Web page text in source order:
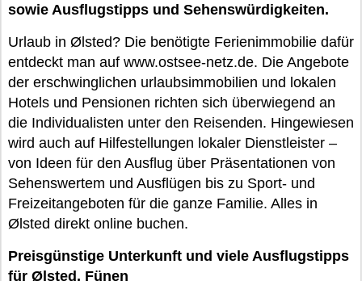
sowie Ausflugstipps und Sehenswürdigkeiten.
Urlaub in Ølsted? Die benötigte Ferienimmobilie dafür
entdeckt man auf www.ostsee-netz.de. Die Angebote
der erschwinglichen urlaubsimmobilien und lokalen
Hotels und Pensionen richten sich überwiegend an
die Individualisten unter den Reisenden. Hingewiesen
wird auch auf Hilfestellungen lokaler Dienstleister –
von Ideen für den Ausflug über Präsentationen von
Sehenswertem und Ausflügen bis zu Sport- und
Freizeitangeboten für die ganze Familie. Alles in
Ølsted direkt online buchen.
Preisgünstige Unterkunft und viele Ausflugstipps
für Ølsted, Fünen